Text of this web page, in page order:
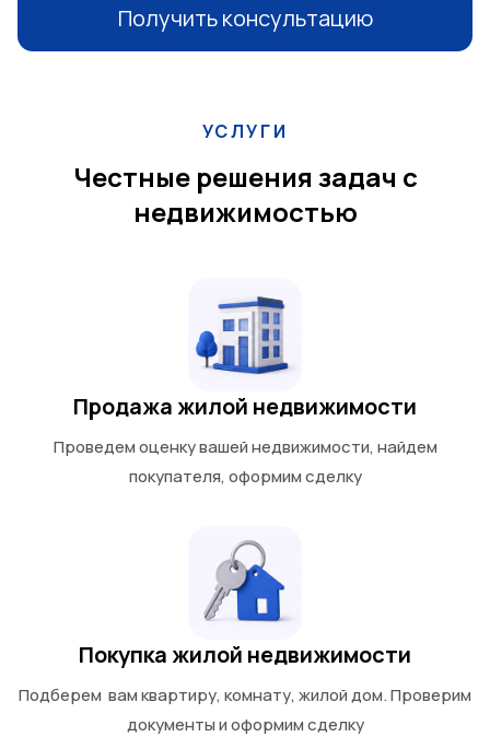
Получить консультацию
УСЛУГИ
Честные решения задач с
недвижимостью
Продажа жилой недвижимости
Проведем оценку вашей недвижимости, найдем
покупателя, оформим сделку
Покупка жилой недвижимости
Подберем вам квартиру, комнату, жилой дом. Проверим
документы и оформим сделку